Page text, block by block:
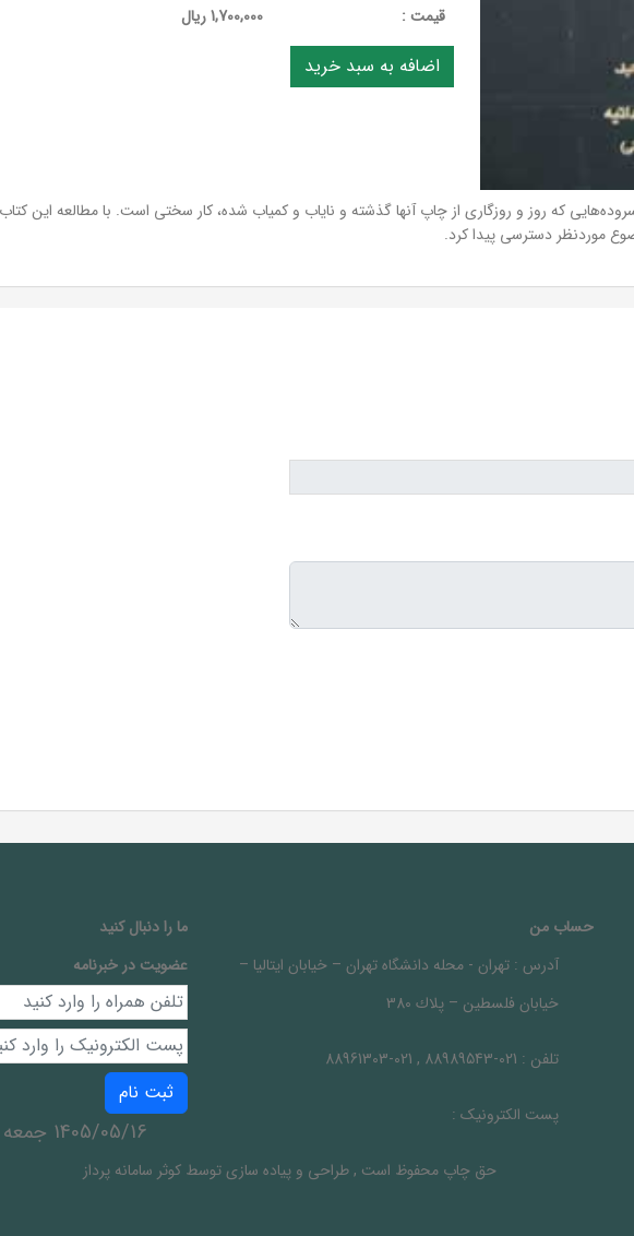
قيمت :
1,700,000 ریال
که روز و روزگاری از چاپ آنها گذشته و نایاب و کمیاب شده، کار سختی است. با مطالعه این
موردنظر دسترسی پیدا کرد.
حساب من
آدرس : تهران - محله دانشگاه تهران – خيابان ايتاليا –
خيابان فلسطين – پلاك 380
تلفن : 021-88989543 , 021-88961303
پست الکترونیک :
ما را دنبال کنيد
عضویت در خبرنامه
ثبت نام
1405/05/16 جمعه
حق چاپ محفوظ است ,طراحی و پیاده سازی توسطکوثر سامانه پرداز